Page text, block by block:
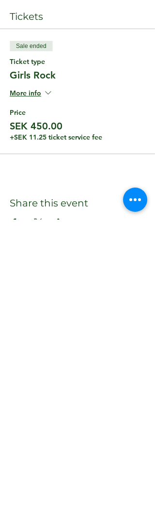
Tickets
Sale ended
Ticket type
Girls Rock
More info
Price
SEK 450.00
+SEK 11.25 ticket service fee
Share this event